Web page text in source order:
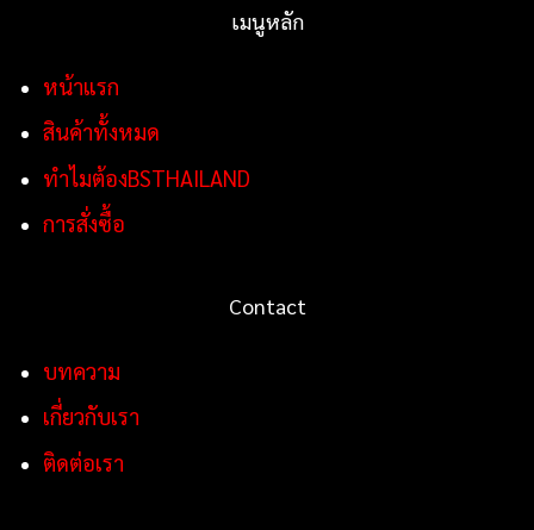
เมนูหลัก
หน้าแรก
สินค้าทั้งหมด
ทำไมต้องBSTHAILAND
การสั่งซื้อ
Contact
บทความ
เกี่ยวกับเรา
ติดต่อเรา